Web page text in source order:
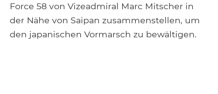
Force 58 von Vizeadmiral Marc Mitscher in
der Nähe von Saipan zusammenstellen, um
den japanischen Vormarsch zu bewältigen.